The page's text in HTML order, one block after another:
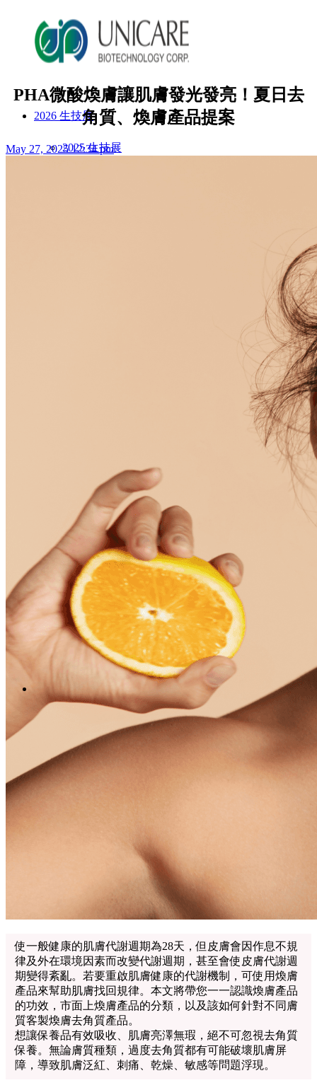
2026 生技展
2025 生技展
UNICARE科研秘辛
UNICARE 企業動態
聯絡我們
詠麗 FAQ
中文 (台灣)
English
Menu
LinkedIn
PHA微酸煥膚讓肌膚發光發亮！夏日去
角質、煥膚產品提案
May 27, 2025 12:34 pm
使一般健康的肌膚代謝週期為28天，但皮膚會因作息不規
律及外在環境因素而改變代謝週期，甚至會使皮膚代謝週
期變得紊亂。若要重啟肌膚健康的代謝機制，可使用煥膚
產品來幫助肌膚找回規律。本文將帶您一一認識煥膚產品
的功效，市面上煥膚產品的分類，以及該如何針對不同膚
質客製煥膚去角質產品。
想讓保養品有效吸收、肌膚亮澤無瑕，絕不可忽視去角質
保養。無論膚質種類，過度去角質都有可能破壞肌膚屏
障，導致肌膚泛紅、刺痛、乾燥、敏感等問題浮現。